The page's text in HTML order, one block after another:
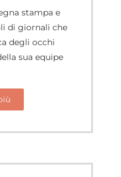
stampa e
di giornali che
degli occhi
sua equipe